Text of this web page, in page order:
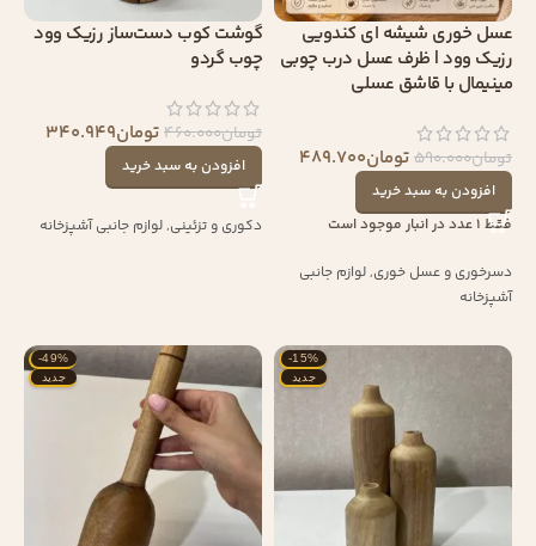
عسل خوری شیشه ای کندویی
رزیک وود | ظرف عسل درب چوبی
مینیمال با قاشق عسلی
تومان590.000تومان489.700
افزودن به سبد خرید
فقط 1 عدد در انبار موجود است
دسرخوری و عسل خوری,لوازم جانبی
آشپزخانه
گوشت کوب دست‌ساز رزیک وود
چوب گردو
تومان460.000تومان340.949
افزودن به سبد خرید
دکوری و تزئینی,لوازم جانبی آشپزخانه
-15%
جدید
-49%
جدید